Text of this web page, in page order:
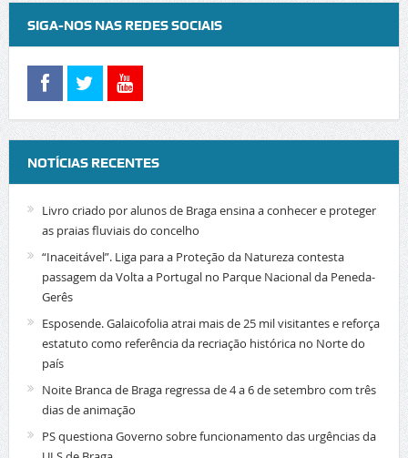
SIGA-NOS NAS REDES SOCIAIS
NOTÍCIAS RECENTES
Livro criado por alunos de Braga ensina a conhecer e proteger
as praias fluviais do concelho
“Inaceitável”. Liga para a Proteção da Natureza contesta
passagem da Volta a Portugal no Parque Nacional da Peneda-
Gerês
Esposende. Galaicofolia atrai mais de 25 mil visitantes e reforça
estatuto como referência da recriação histórica no Norte do
país
Noite Branca de Braga regressa de 4 a 6 de setembro com três
dias de animação
PS questiona Governo sobre funcionamento das urgências da